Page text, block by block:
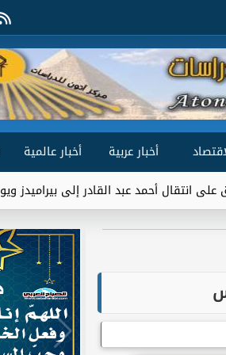
أخبار عربية أخبار عالمية
عبد القادر إلى بيراميدز ويوجه رسالة...